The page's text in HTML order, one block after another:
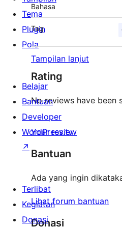
Bahasa
Tag
Tampilan lanjut
Rating
No reviews have been
Your review
Bantuan
Ada yang ingin
Lihat forum bantuan
Donasi
Tema
Plugin
Pola
Belajar
Bantuan
Developer
WordPress.tv
↗
Terlibat
Kegiatan
Donasi